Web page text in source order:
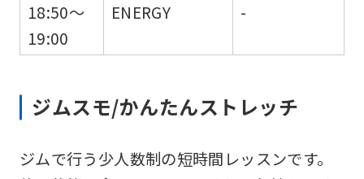
18:50～
19:00
ENERGY
-
ジムスモ/かんたんストレッチ
ジムで行う少人数制の短時間レッスンです。
For